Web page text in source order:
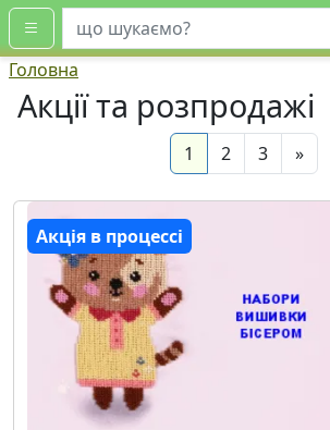
шукати
Головна
Акції та розпродажі
1 (current)
2 3 »Next
Акція в процессі